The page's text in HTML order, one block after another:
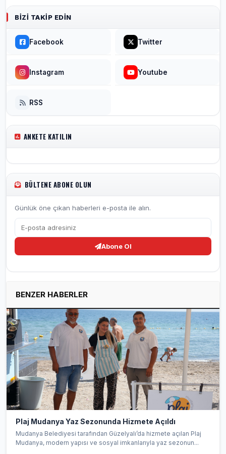
BIZI TAKIP EDIN
Facebook Twitter
Instagram Youtube
RSS
ANKETE KATILIN
BÜLTENE ABONE OLUN
Günlük öne çıkan haberleri e-posta ile alın.
Abone Ol
BENZER HABERLER
Plaj Mudanya Yaz Sezonunda Hizmete Açıldı
Mudanya Belediyesi tarafından Güzelyalı’da hizmete açılan Plaj
Mudanya, modern yapısı ve sosyal imkanlarıyla yaz sezonun...